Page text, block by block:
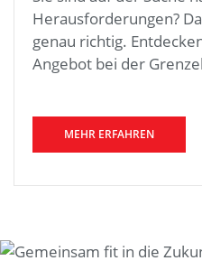
Herausforderungen?
genau richtig.
Angebot bei der
MEHR ERFAHREN